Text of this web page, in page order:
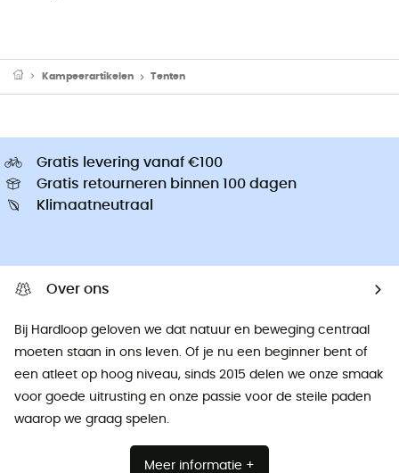
Kampeerartikelen Tenten
Gratis levering vanaf €100
Gratis retourneren binnen 100 dagen
Klimaatneutraal
Over ons
Bij Hardloop geloven we dat natuur en beweging centraal
moeten staan ​​in ons leven. Of je nu een beginner bent of
een atleet op hoog niveau, sinds 2015 delen we onze smaak
voor goede uitrusting en onze passie voor de steile paden
waarop we graag spelen.
Meer informatie +